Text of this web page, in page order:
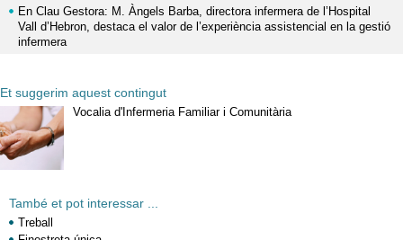
En Clau Gestora: M. Àngels Barba, directora infermera de l’Hospital
Vall d’Hebron, destaca el valor de l’experiència assistencial en la gestió
infermera
Et suggerim aquest contingut
Vocalia d'Infermeria Familiar i Comunitària
També et pot interessar ...
Treball